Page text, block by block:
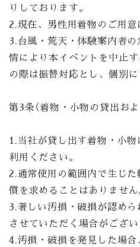
りしております。
2.現在、男性用着物のご用意
3.台風・荒天・体験案内者
情により本イベントを中止
の際は振替対応とし、個別に
第3条（着物・小物の貸出およ
1.当社が貸し出す着物・小
利用ください。
2.通常使用の範囲内で生じ
償を求めることはありません
3.著しい汚損・破損が認め
させていただく場合がござい
4.汚損・破損を発見した場